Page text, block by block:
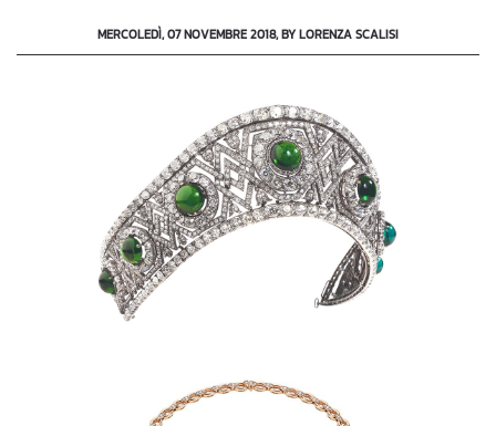
MERCOLEDÌ, 07 NOVEMBRE 2018, BY LORENZA SCALISI